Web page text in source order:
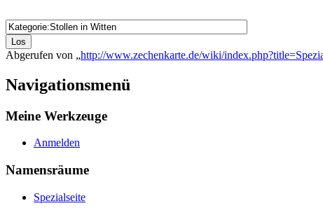
Abgerufen von „http://www.zechenkarte.de/wiki/
Navigationsmenü
Meine Werkzeuge
Anmelden
Namensräume
Spezialseite